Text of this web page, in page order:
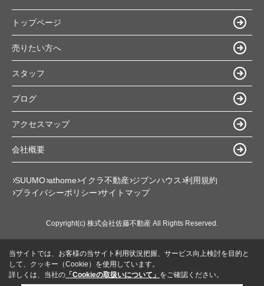
トップページ
売りたい方へ
スタッフ
ブログ
アクセスマップ
会社概要
SUUMO athome イクラ不動産 ジブンハウス 利用規約
プライバシーポリシー サイトマップ
Copyright(c) 株式会社佐藤不動産 All Rights Reserved.
当サイトでは、お客様の当サイト利用状況把握、サービス向上検討を目的と
して、クッキー（Cookie）を使用しています。
詳しくは、当社の 「Cookieの取扱いについて」 をご確認ください。